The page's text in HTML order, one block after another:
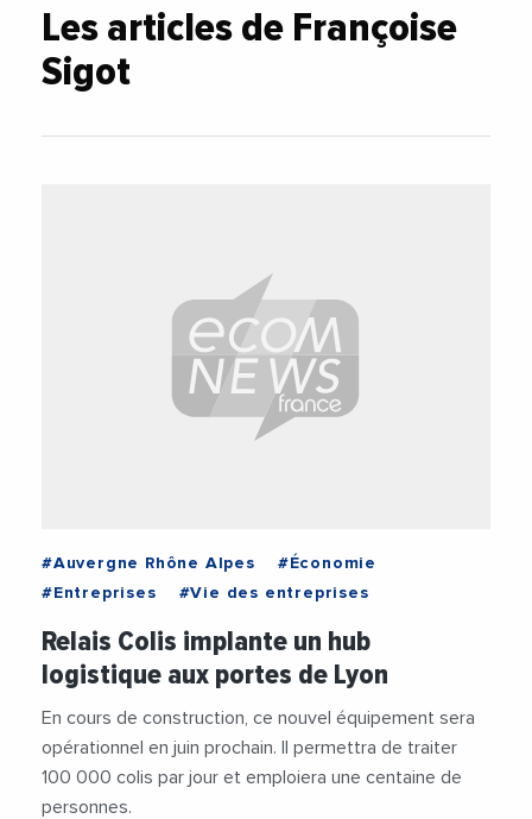
Les articles de Françoise
Sigot
#Auvergne Rhône Alpes
#Économie
#Entreprises
#Vie des entreprises
Relais Colis implante un hub
logistique aux portes de Lyon
En cours de construction, ce nouvel équipement sera
opérationnel en juin prochain. Il permettra de traiter
100 000 colis par jour et emploiera une centaine de
personnes.